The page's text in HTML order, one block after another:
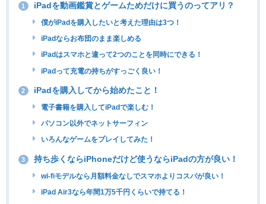
1 iPadを動画鑑賞とゲームためだけに買うのってアリ？
僕がiPadを購入したいと考えた理由は3つ！
iPadならお布団のまま楽しめる
iPadはスマホと違って2つのことを同時にできる！
iPadって充電の持ちがすっごく良い！
2 iPadを購入してから始めたこと！
電子書籍を購入してiPadで楽しむ！
パソコン以外でネットサーフィン
いろんなゲームをプレイしてみた！
3 持ち歩くならiPhoneだけど使うならiPadの方が良い！
wi-fiモデルなら月額料金なしでスマホよりコスパが良い！
iPad Air3なら年間1万5千円くらいで持てる！